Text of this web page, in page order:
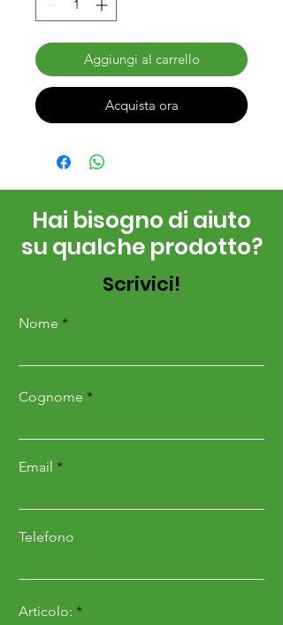
Aggiungi al carrello
Acquista ora
Hai bisogno di aiuto
su qualche prodotto?
Scrivici!
Nome
Cognome
Email
Telefono
Articolo: